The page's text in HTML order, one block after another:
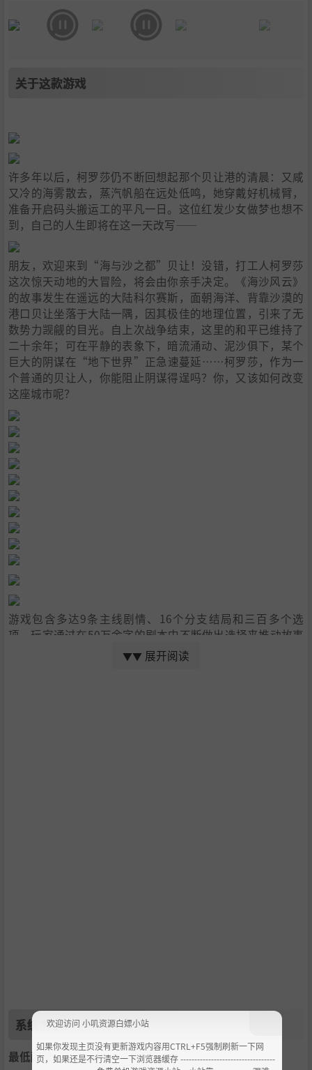
关于这款游戏
许多年以后，柯罗莎仍不断回想起那个贝让港的清晨：又咸
又冷的海雾散去，蒸汽帆船在远处低鸣，她穿戴好机械臂，
准备开启码头搬运工的平凡一日。这位红发少女做梦也想不
到，自己的人生即将在这一天改写——
朋友，欢迎来到“海与沙之都”贝让！没错，打工人柯罗莎
这次惊天动地的大冒险，将会由你亲手决定。《海沙风云》
的故事发生在遥远的大陆科尔赛斯，面朝海洋、背靠沙漠的
港口贝让坐落于大陆一隅，因其极佳的地理位置，引来了无
数势力觊觎的目光。自上次战争结束，这里的和平已维持了
二十余年；可在平静的表象下，暗流涌动、泥沙俱下，某个
巨大的阴谋在“地下世界”正急速蔓延……柯罗莎，作为一
个普通的贝让人，你能阻止阴谋得逞吗？你，又该如何改变
这座城市呢？
游戏包含多达9条主线剧情、16个分支结局和三百多个选
项，玩家通过在50万余字的剧本中不断做出选择来推动故事
的发展。你的选择将带着柯罗莎前往贝让的不同角落，加入
不同的势力，与形形色色的角色建立羁绊，进而影响她、其
▼▼ 展开阅读
系统需求
最低配置:
欢迎访问 小叽资源白嫖小站
如果你发现主页没有更新游戏内容用CTRL+F5强制刷新一下网
页，如果还是不行清空一下浏览器缓存 ----------------------------------